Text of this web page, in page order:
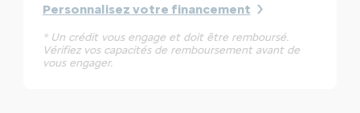
Personnalisez votre financement
* Un crédit vous engage et doit être remboursé.
Vérifiez vos capacités de remboursement avant de
vous engager.